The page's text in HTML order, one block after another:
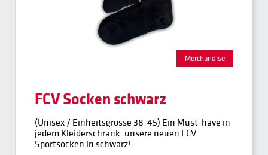
Merchandise
FCV Socken schwarz
(Unisex / Einheitsgrösse 38-45) Ein Must-have in
jedem Kleiderschrank: unsere neuen FCV
Sportsocken in schwarz!